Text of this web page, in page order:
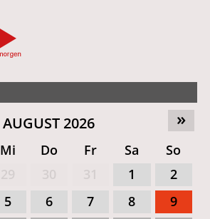
»
AUGUST 2026
Mi Do Fr Sa
So
1
2
5 6 7 8
9